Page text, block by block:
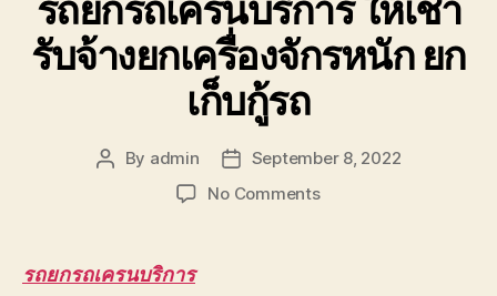
โทร
0818900005
รับจ้างยกเครื่องจักรหนัก ยก
เก็บกู้รถ
Post
By admin
Post
date
September 8, 2022
No Commentson
รถยกรถเครนบริการ